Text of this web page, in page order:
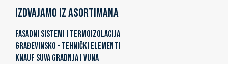
Izdvajamo iz asortimana
FASADNI SISTEMI I TERMOIZOLACIJA
GRAĐEVINSKO – TEHNIČKI ELEMENTI
KNAUF SUVA GRADNJA I VUNA